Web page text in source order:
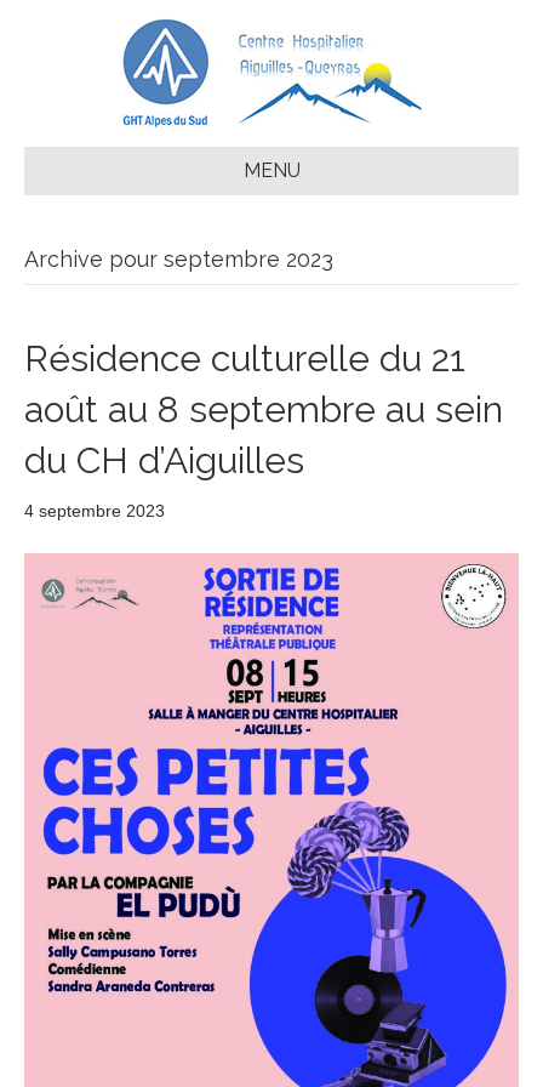
MENU
Archive pour septembre 2023
Résidence culturelle du 21
août au 8 septembre au sein
du CH d’Aiguilles
4 septembre 2023